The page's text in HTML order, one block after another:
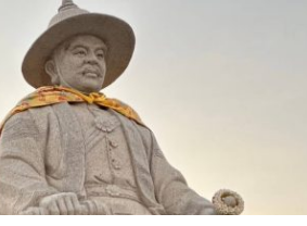
สุสานพระเจ้าตากสิน ณ เถ่งไฮ่